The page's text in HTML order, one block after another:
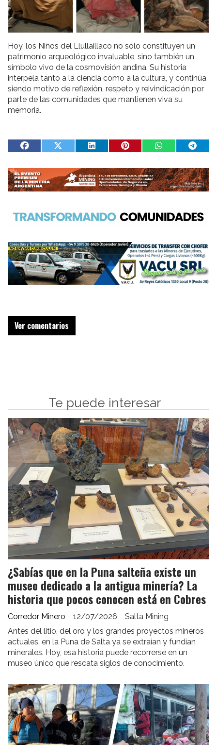
Hoy, los Niños del Llullaillaco no solo constituyen un
patrimonio arqueológico invaluable, sino también un
símbolo vivo de la cosmovisión andina. Su historia
interpela tanto a la ciencia como a la cultura, y continúa
siendo motivo de reflexión, respeto y reivindicación por
parte de las comunidades que mantienen viva su
memoria.
Ver comentarios
Te puede interesar
¿Sabías que en la Puna salteña existe un
museo dedicado a la antigua minería? La
historia que pocos conocen está en Cobres
Salta Mining
Corredor Minero
12/07/2026
Antes del litio, del oro y los grandes proyectos mineros
actuales, en la Puna de Salta ya se extraían y fundían
minerales. Hoy, esa historia puede recorrerse en un
museo único que rescata siglos de conocimiento.